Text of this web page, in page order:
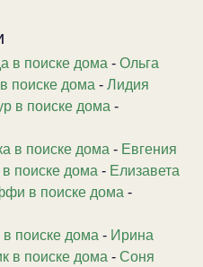
в поиске дома - Ольга
поиске дома - Лидия
в поиске дома -
в поиске дома - Евгения
поиске дома - Елизавета
в поиске дома -
поиске дома - Ирина
в поиске дома - Соня